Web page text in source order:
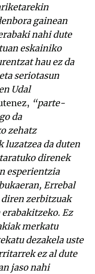
gainean
nahi dute
eskainiko
hau ez da
seriotasun
Udal
“parte-
da
zehatz
luzatzea da duten
direnek
esperientzia
Errebal
zerbitzuak
Ez
merkatu
dezakela uste
ez al dute
jaso nahi